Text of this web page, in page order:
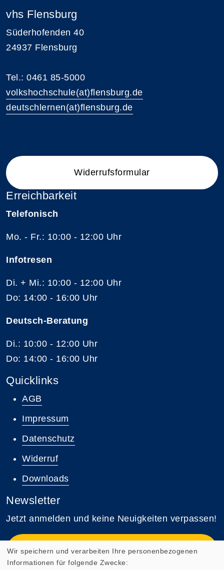
vhs Flensburg
Süderhofenden 40
24937 Flensburg
Tel.: 0461 85-5000
volkshochschule(at)flensburg.de
deutschlernen(at)flensburg.de
Widerrufsformular
Erreichbarkeit
Telefonisch
Mo. - Fr.: 10:00 - 12:00 Uhr
Infotresen
Di. + Mi.: 10:00 - 12:00 Uhr
Do: 14:00 - 16:00 Uhr
Deutsch-Beratung
Di.: 10:00 - 12:00 Uhr
Do: 14:00 - 16:00 Uhr
Quicklinks
AGB
Impressum
Datenschutz
Widerruf
Downloads
Newsletter
Jetzt anmelden und keine Neuigkeiten verpassen!
Zum Newsletter anmelden
Wir speichern und verarbeiten Ihre personenbezogenen
Informationen für folgende Zwecke: